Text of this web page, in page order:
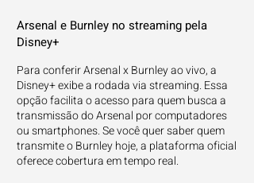
Arsenal e Burnley no streaming pela
Disney+
Para conferir Arsenal x Burnley ao vivo, a
Disney+ exibe a rodada via streaming. Essa
opção facilita o acesso para quem busca a
transmissão do Arsenal por computadores
ou smartphones. Se você quer saber quem
transmite o Burnley hoje, a plataforma oficial
oferece cobertura em tempo real.